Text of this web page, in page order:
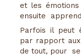
et les
ensuite
Parfois il peut
par rapport
de tout, pour